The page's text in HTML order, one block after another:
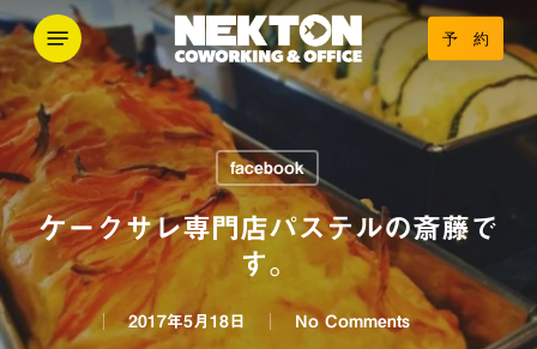
Skip
to
main
content
予 約
Menu
facebook
ケークサレ専門店パステルの斎藤で
す。
2017年5月18日 No Comments